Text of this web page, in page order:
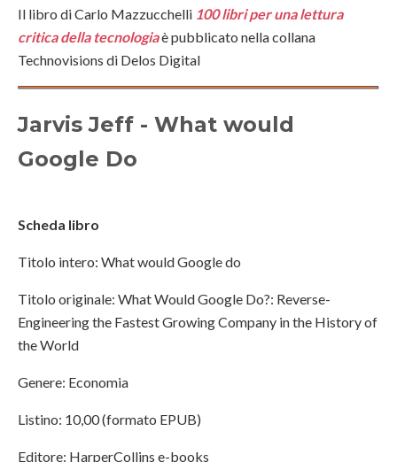
Il libro di Carlo Mazzucchelli 100 libri per una lettura
critica della tecnologiaè pubblicato nella collana
Technovisions di Delos Digital
Jarvis Jeff - What would
Google Do
Scheda libro
Titolo intero: What would Google do
Titolo originale: What Would Google Do?: Reverse-
Engineering the Fastest Growing Company in the History of
the World
Genere: Economia
Listino: 10,00 (formato EPUB)
Editore: HarperCollins e-books